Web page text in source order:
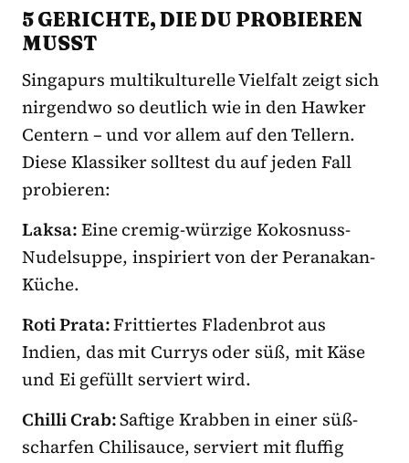
5 GERICHTE, DIE DU PROBIEREN
MUSST
Singapurs multikulturelle Vielfalt zeigt sich
nirgendwo so deutlich wie in den Hawker
Centern – und vor allem auf den Tellern.
Diese Klassiker solltest du auf jeden Fall
probieren:
Laksa:Eine cremig-würzige Kokosnuss-
Nudelsuppe, inspiriert von der Peranakan-
Küche.
Roti Prata:Frittiertes Fladenbrot aus
Indien, das mit Currys oder süß, mit Käse
und Ei gefüllt serviert wird.
Chilli Crab:Saftige Krabben in einer süß-
scharfen Chilisauce, serviert mit fluffig